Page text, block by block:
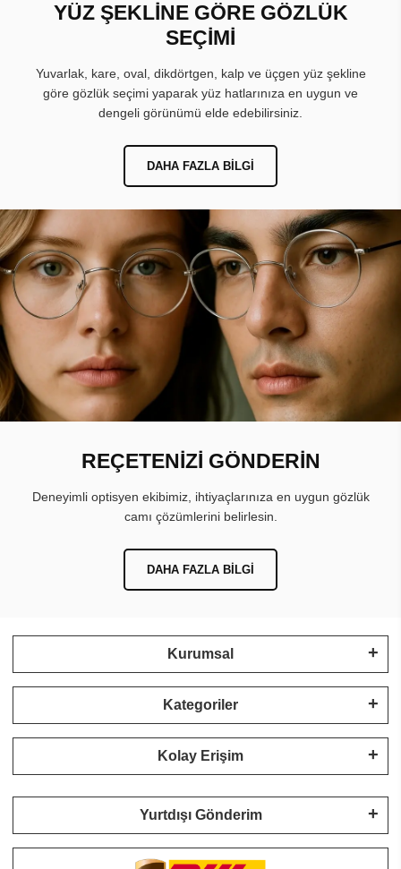
YÜZ ŞEKLİNE GÖRE GÖZLÜK
SEÇİMİ
Yuvarlak, kare, oval, dikdörtgen, kalp ve üçgen yüz şekline
göre gözlük seçimi yaparak yüz hatlarınıza en uygun ve
dengeli görünümü elde edebilirsiniz.
DAHA FAZLA BILGI
REÇETENİZİ GÖNDERİN
Deneyimli optisyen ekibimiz, ihtiyaçlarınıza en uygun gözlük
camı çözümlerini belirlesin.
DAHA FAZLA BILGI
Kurumsal
Kategoriler
Kolay Erişim
Yurtdışı Gönderim